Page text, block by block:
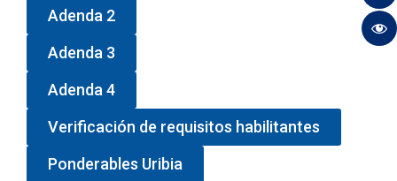
Adenda 2
Adenda 3
Adenda 4
Verificación de requisitos habilitantes
Ponderables Uribia